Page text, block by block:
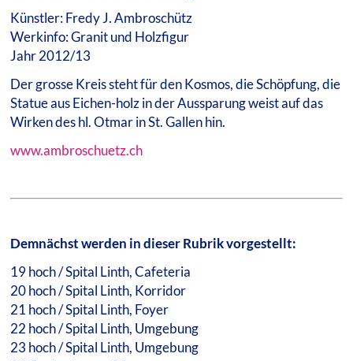
Künstler: Fredy J. Ambroschütz
Werkinfo: Granit und Holzfigur
Jahr 2012/13
Der grosse Kreis steht für den Kosmos, die Schöpfung, die
Statue aus Eichen-holz in der Aussparung weist auf das
Wirken des hl. Otmar in St. Gallen hin.
www.ambroschuetz.ch
Demnächst werden in dieser Rubrik vorgestellt:
19 hoch / Spital Linth, Cafeteria
20 hoch / Spital Linth, Korridor
21 hoch / Spital Linth, Foyer
22 hoch / Spital Linth, Umgebung
23 hoch / Spital Linth, Umgebung